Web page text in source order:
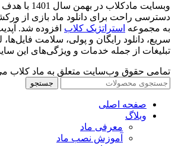
وبسایت مادکلاب
دسترسی راحت برای دانلود ماد بازی از
به مجموعه استراتژیک کلاب افزوده شد.
سریع، دانلود رایگان و پولی، سلامت
تبلیغات از جمله خدمات و ویژگی‌های این
تمامی حقوق وب‌سایت متعلق به ماد کلاب
جستجو
صفحه اصلی
وبلاگ
معرفی ماد
آموزش نصب ماد